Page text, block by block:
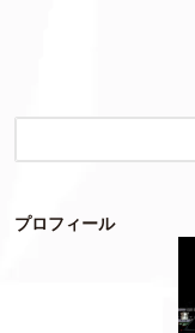
プロフィール